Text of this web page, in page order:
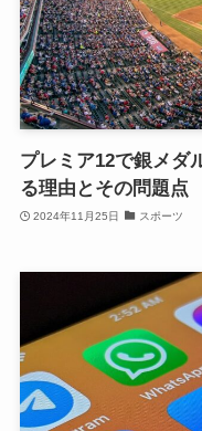
プレミア12で銀メダ
る理由とその問題点
2024年11月25日 スポーツ